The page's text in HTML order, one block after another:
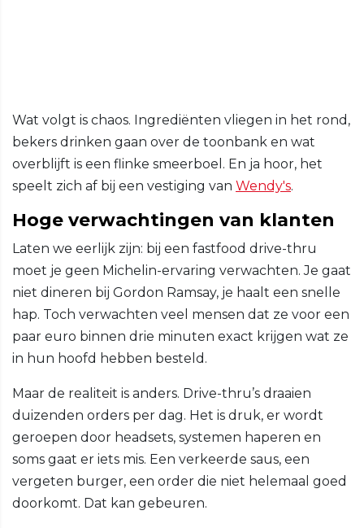
Wat volgt is chaos. Ingrediënten vliegen in het rond,
bekers drinken gaan over de toonbank en wat
overblijft is een flinke smeerboel. En ja hoor, het
speelt zich af bij een vestiging van Wendy's.
Hoge verwachtingen van klanten
Laten we eerlijk zijn: bij een fastfood drive-thru
moet je geen Michelin-ervaring verwachten. Je gaat
niet dineren bij Gordon Ramsay, je haalt een snelle
hap. Toch verwachten veel mensen dat ze voor een
paar euro binnen drie minuten exact krijgen wat ze
in hun hoofd hebben besteld.
Maar de realiteit is anders. Drive-thru’s draaien
duizenden orders per dag. Het is druk, er wordt
geroepen door headsets, systemen haperen en
soms gaat er iets mis. Een verkeerde saus, een
vergeten burger, een order die niet helemaal goed
doorkomt. Dat kan gebeuren.